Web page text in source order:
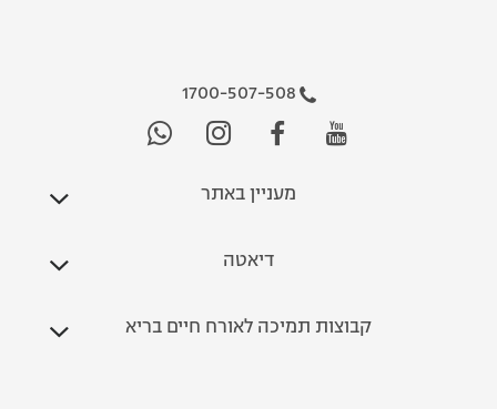
1700-507-508
מעניין באתר
דיאטה
קבוצות תמיכה לאורח חיים בריא